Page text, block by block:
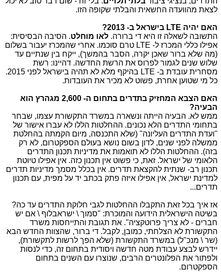
לצאת מהוועדה החשאית והבלתי שקופה הזו.
האם יהיה LTE בישראל ב- 2013?
התשובה לשאלה זו היא די ברורה. לאו מוחלט. הסיבה הבסיסית:
אפילו כללי המכרז ל- LTE טרם סוכמו. אחרי שהמכרז יעבור בשלום
(מה שלא ברור שאכן יקרה, הסבר בהמשך), ייקח בין שנתיים עד
שלוש שנים לגמור לפרוס את הרשת החדשה. דהיינו: רשת
מסחרית עובדת ב- LTE
בהיקף מלא לא תהיה בישראל לפני 2015.
כל מי שטוען אחרת, פשוט לא מכיר את העובדות.
האם הצבא המחזיק בתדרים בתחום ה- 2,600 מגהרץ הוא
הבעיה?
ממש לא. הבעיה הייתה ונשארה במשרד התקשורת עצמו, שבחר
בתחומי התדרים הלא נכונים. ההחלטות הללו לא עברו אישור של
"ועדת התדרים העליונה" (שלא התכנסה, מיום הקמתה בהחלטת
ממשלה לפני שנים, לדון בשום נושא בעולם הספקטרום, לא רק
בזה). ההחלטות הללו לא תואמות את מדיניות תכנון התדרים
הלאומי של ישראל. זאת, כי פשוט אין תכנון כזה. אין אפילו טיוטת
תכנון רב- שנתית להקצאת תדרים. אין בכלל מסמך מדיניות תדרים
למדינת ישראל, אין אפילו איזה פתק בכתב יד על מפית, עם תכנון
תדרים...
אז איך בכל זאת התקבלו ההחלטות לגבי חלוקת התדרים עד כה?
בשיטה הישראלית הידועה והמוכרת: "סמוך \ ישראבלוף \ אם יש
חברים - לא צריך פרוטקציה". את תגובת והתייחסות משרד
התקשורת לא הצלחתי, כמובן, לקבל. די ברור, שהצוות החדש הבא
(שר \ מנכ"ל) במשרד התקשורת (שלא הפך לרשות לתקשורת),
יידרש לבצע עבודת מטה חדשה ויסודית בתחום זה, כדי לנסות
ולפתור את הפלונטרים הרבים, שנוצרו עם השנים בתחום
הספקטרום.